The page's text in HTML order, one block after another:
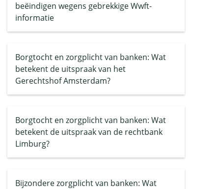
beëindigen wegens gebrekkige Wwft-
informatie
Borgtocht en zorgplicht van banken: Wat
betekent de uitspraak van het
Gerechtshof Amsterdam?
Borgtocht en zorgplicht van banken: Wat
betekent de uitspraak van de rechtbank
Limburg?
Bijzondere zorgplicht van banken: Wat